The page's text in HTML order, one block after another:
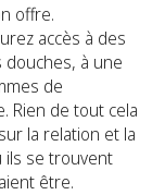
offre.
accès à des
à une
de
Rien de tout cela
la relation et la
ils se trouvent
être.